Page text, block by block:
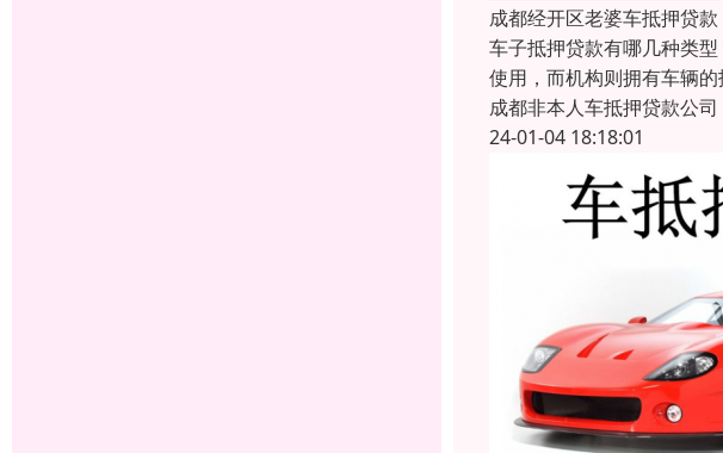
成都经开区老婆车抵押贷
车子抵押贷款有哪几种类
使用，而机构则拥有车辆
成都非本人车抵押贷款公司
24-01-04 18:18:01